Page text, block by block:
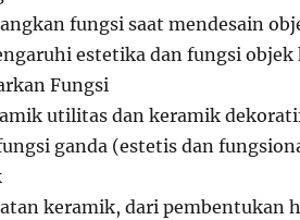
fungsi saat mendesain
estetika dan fungsi
Fungsi
utilitas dan keramik
ganda (estetis dan
keramik, dari pembentukan